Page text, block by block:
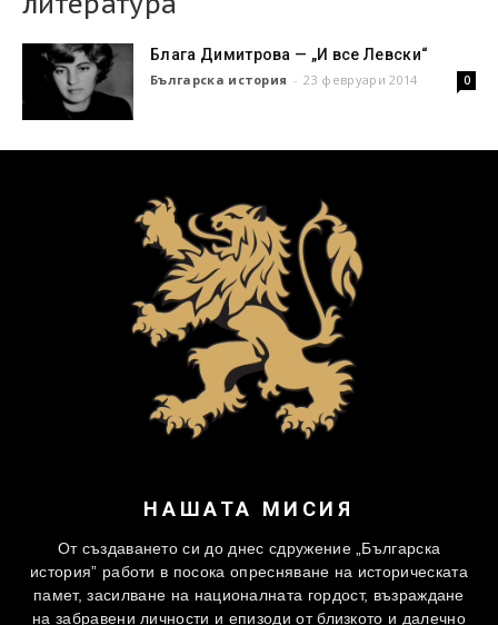
Блага Димитрова — „И все Левски“
Българска история - 23 февруари 2014 0
НАШАТА МИСИЯ
От създаването си до днес сдружение „Българска
история” работи в посока опресняване на историческата
памет, засилване на националната гордост, възраждане
на забравени личности и епизоди от близкото и далечно